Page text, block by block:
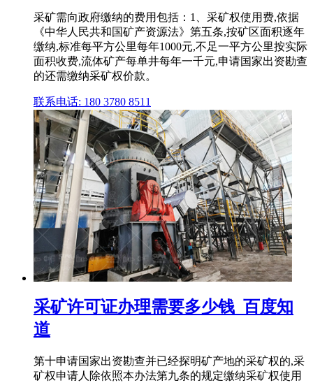
采矿需向政府缴纳的费用包括：1、采矿权使用费,依据
《中华人民共和国矿产资源法》第五条,按矿区面积逐年
缴纳,标准每平方公里每年1000元,不足一平方公里按实际
面积收费,流体矿产每单井每年一千元,申请国家出资勘查
的还需缴纳采矿权价款。
联系电话: 180 3780 8511
采矿许可证办理需要多少钱_百度知
道
第十申请国家出资勘查并已经探明矿产地的采矿权的,采
矿权申请人除依照本办法第九条的规定缴纳采矿权使用